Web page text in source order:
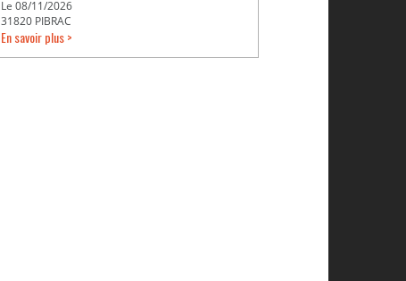
Le 08/11/2026
31820 PIBRAC
En savoir plus >